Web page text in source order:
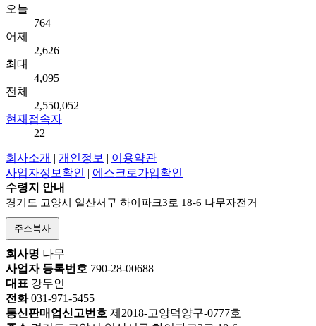
오늘
764
어제
2,626
최대
4,095
전체
2,550,052
현재접속자
22
회사소개 | 개인정보 | 이용약관
사업자정보확인 | 에스크로가입확인
수령지 안내
경기도 고양시 일산서구 하이파크3로 18-6 나무자전거
주소복사
회사명 나무
사업자 등록번호 790-28-00688
대표 강두인
전화031-971-5455
통신판매업신고번호 제2018-고양덕양구-0777호